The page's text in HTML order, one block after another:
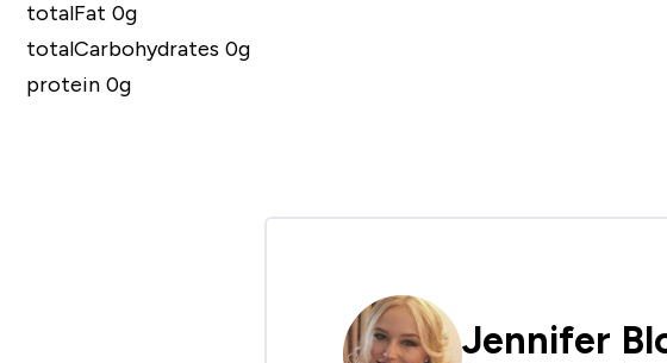
totalFat 0g
totalCarbohydrates 0g
protein 0g
Jennifer